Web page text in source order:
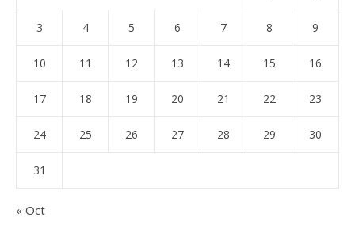
3 4 5 6 7 8 9
10 11 12 13 14 15 16
17 18 19 20 21 22 23
24 25 26 27 28 29 30
31
« Oct